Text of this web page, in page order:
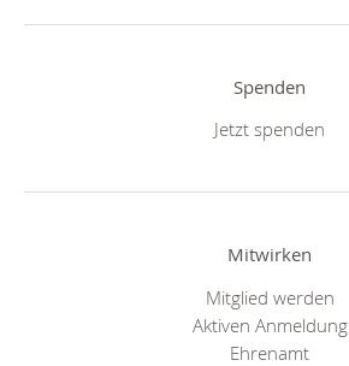
Spenden
Jetzt spenden
Mitwirken
Mitglied werden
Aktiven Anmeldung
Ehrenamt